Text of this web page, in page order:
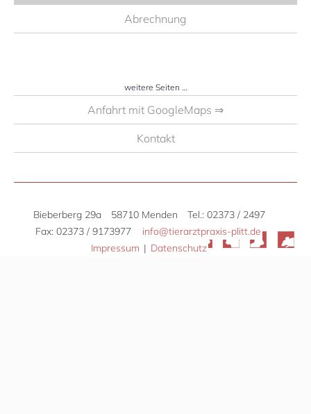
Abrechnung
weitere Seiten …
Anfahrt mit GoogleMaps ⇒
Kontakt
Bieberberg 29a 58710 Menden
Tel.: 02373 / 2497
Fax: 02373 / 9173977
info@tierarztpraxis-plitt.de
Impressum | Datenschutz